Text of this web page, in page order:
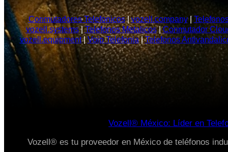
Conmutadores Telefonicos|vozell.company|
vozell.systems|Telefonos Metalicos|Conmutador
vozell.equipment|Voip Telefonia|Telefonos
Vozell® México: Líder en
Vozell® es tu proveedor en México de teléfonos